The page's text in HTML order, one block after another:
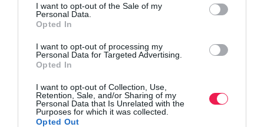
I want to opt-out of the Sale of my
Personal Data.
Opted In
I want to opt-out of processing my
Personal Data for Targeted Advertising.
Opted In
I want to opt-out of Collection, Use,
Retention, Sale, and/or Sharing of my
Personal Data that Is Unrelated with the
Purposes for which it was collected.
Opted Out